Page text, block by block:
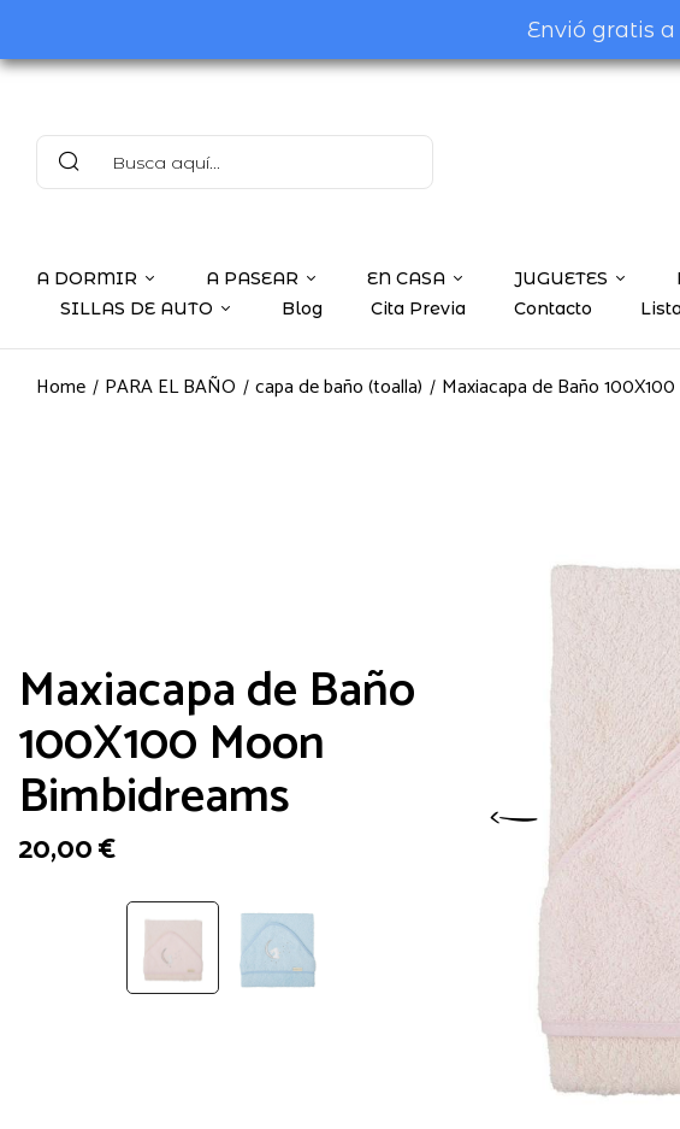
Envió gratis
A DORMIR A PASEAR EN CASA JUGUETES
SILLAS DE AUTO
Blog Cita Previa Contacto
Home PARA EL BAÑO capa de baño (toalla) Maxiacapa de Baño
Maxiacapa de Baño
100X100 Moon
Bimbidreams
20,00€